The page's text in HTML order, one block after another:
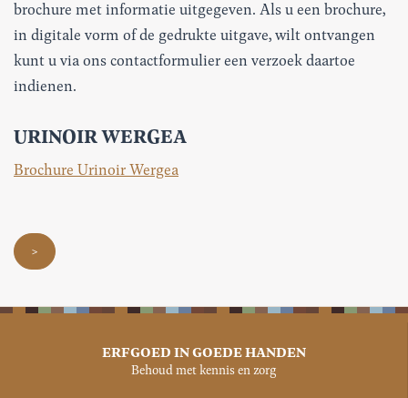
brochure met informatie uitgegeven. Als u een brochure,
in digitale vorm of de gedrukte uitgave, wilt ontvangen
kunt u via ons contactformulier een verzoek daartoe
indienen.
URINOIR WERGEA
Brochure Urinoir Wergea
>
ERFGOED IN GOEDE HANDEN
Behoud met kennis en zorg